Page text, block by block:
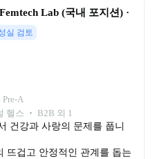
Lab (국내 포지션) ·
실 검토
Pre-A
헬스 ‧ B2B 외 1
건강과 사랑의 문제를 풉니
뜨겁고 안정적인 관계를 돕는